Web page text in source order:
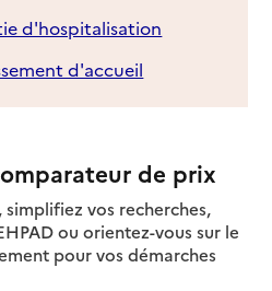
d'hospitalisation
d'accueil
de prix
simplifiez vos recherches,
ou orientez-vous sur le
pour vos démarches